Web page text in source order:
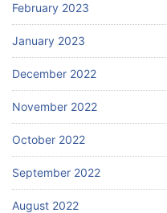
February 2023
January 2023
December 2022
November 2022
October 2022
September 2022
August 2022